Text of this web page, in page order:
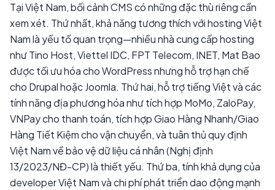
Tại Việt Nam, bối cảnh CMS có những đặc thù riêng cần
xem xét. Thứ nhất, khả năng tương thích với hosting Việt
Nam là yếu tố quan trọng—nhiều nhà cung cấp hosting
như Tino Host, Viettel IDC, FPT Telecom, INET, Mat Bao
được tối ưu hóa cho WordPress nhưng hỗ trợ hạn chế
cho Drupal hoặc Joomla. Thứ hai, hỗ trợ tiếng Việt và các
tính năng địa phương hóa như tích hợp MoMo, ZaloPay,
VNPay cho thanh toán, tích hợp Giao Hàng Nhanh/Giao
Hàng Tiết Kiệm cho vận chuyển, và tuân thủ quy định
Việt Nam về bảo vệ dữ liệu cá nhân (Nghị định
13/2023/NĐ-CP) là thiết yếu. Thứ ba, tính khả dụng của
developer Việt Nam và chi phí phát triển dao động mạnh